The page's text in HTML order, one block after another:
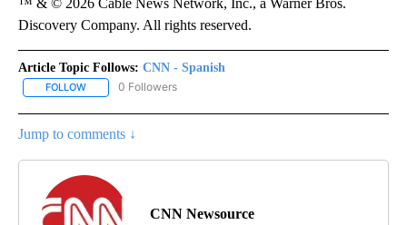
™ & © 2026 Cable News Network, Inc., a Warner Bros.
Discovery Company. All rights reserved.
Article Topic Follows: CNN - Spanish
FOLLOW FOLLOW "CNN - SPANISH" TO RECEIVE NOTIFICATIONS ABOUT
0 Followers
Jump to comments ↓
CNN Newsource